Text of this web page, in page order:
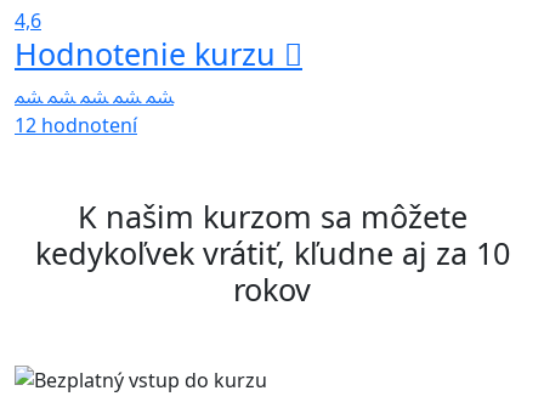
4,6
Hodnotenie kurzu
12 hodnotení
K našim kurzom sa môžete
kedykoľvek vrátiť, kľudne aj za 10
rokov